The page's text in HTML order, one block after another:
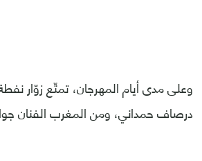
وعلى مدى أيام المهرجان، تمتّع زوّار
درصاف حمداني، ومن المغرب الفنان